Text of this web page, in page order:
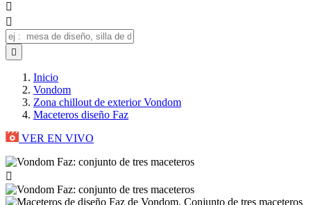



Inicio
Vondom
Zona chillout de exterior Vondom
Maceteros diseño Faz
VER EN VIVO
